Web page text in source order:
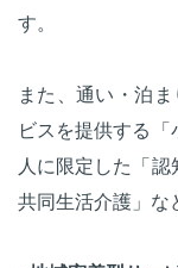
す。
また、通い・泊
ビスを提供する
人に限定した「
共同生活介護」な